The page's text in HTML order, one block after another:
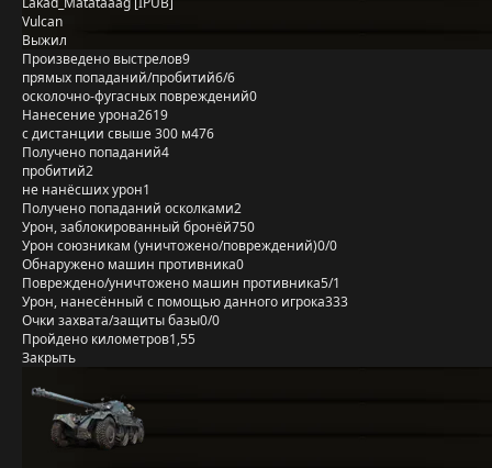
Vulcan
Выжил
Произведено выстрелов9
прямых попаданий/пробитий6/6
осколочно-фугасных повреждений0
Нанесение урона2619
с дистанции свыше 300 м476
Получено попаданий4
пробитий2
не нанёсших урон1
Получено попаданий осколками2
Урон, заблокированный бронёй750
Урон союзникам (уничтожено/повреждений)0/0
Обнаружено машин противника0
Повреждено/уничтожено машин противника5/1
Урон, нанесённый с помощью данного игрока333
Очки захвата/защиты базы0/0
Пройдено километров1,55
Закрыть